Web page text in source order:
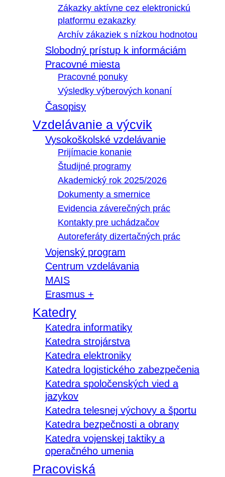
Zákazky aktívne cez elektronickú
platformu ezakazky
Archív zákaziek s nízkou hodnotou
Slobodný prístup k informáciám
Pracovné miesta
Pracovné ponuky
Výsledky výberových konaní
Časopisy
Vzdelávanie a výcvik
Vysokoškolské vzdelávanie
Prijímacie konanie
Študijné programy
Akademický rok 2025/2026
Dokumenty a smernice
Evidencia záverečných prác
Kontakty pre uchádzačov
Autoreferáty dizertačných prác
Vojenský program
Centrum vzdelávania
MAIS
Erasmus +
Katedry
Katedra informatiky
Katedra strojárstva
Katedra elektroniky
Katedra logistického zabezpečenia
Katedra spoločenských vied a
jazykov
Katedra telesnej výchovy a športu
Katedra bezpečnosti a obrany
Katedra vojenskej taktiky a
operačného umenia
Pracoviská